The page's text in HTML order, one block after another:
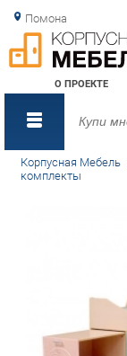
Помона
О ПРОЕКТЕ
Корпусная Мебель
комплекты